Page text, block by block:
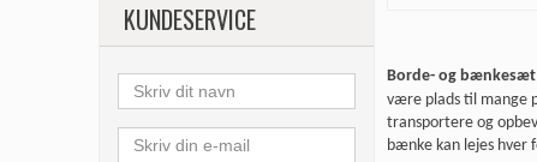
KUNDESERVICE
Borde- og bænkesæt
være plads til mange
transportere og
bænke kan lejes hver